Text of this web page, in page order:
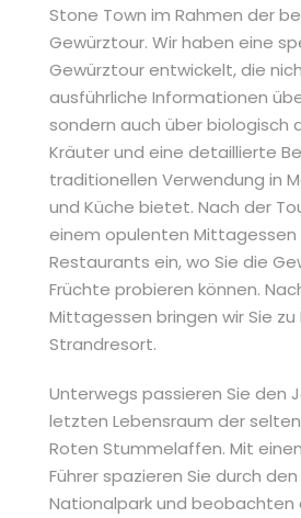
Stone Town im Rahmen der
Gewürztour. Wir haben eine
Gewürztour entwickelt, die
ausführliche Informationen
sondern auch über biologisch
Kräuter und eine detaillierte
traditionellen Verwendung in
und Küche bietet. Nach der
einem opulenten Mittagessen
Restaurants ein, wo Sie die
Früchte probieren können.
Mittagessen bringen wir Sie zu
Strandresort.
Unterwegs passieren Sie den
letzten Lebensraum der
Roten Stummelaffen. Mit
Führer spazieren Sie durch
Nationalpark und beobachten